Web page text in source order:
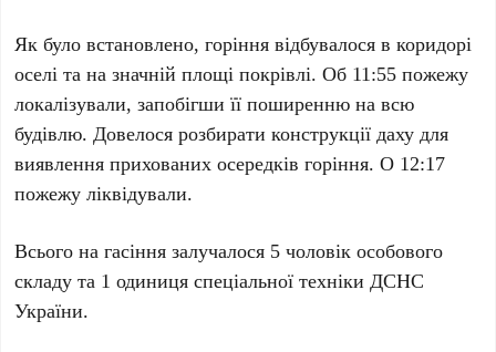
Як було встановлено, горіння відбувалося в коридорі
оселі та на значній площі покрівлі. Об 11:55 пожежу
локалізували, запобігши її поширенню на всю
будівлю. Довелося розбирати конструкції даху для
виявлення прихованих осередків горіння. О 12:17
пожежу ліквідували.
Всього на гасіння залучалося 5 чоловік особового
складу та 1 одиниця спеціальної техніки ДСНС
України.